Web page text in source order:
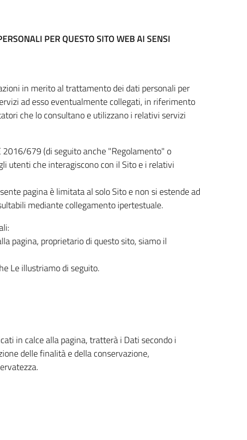
PER QUESTO SITO WEBAI SENSI
in merito al trattamento dei dati personali per
ad esso eventualmente collegati, in riferimento
che lo consultano e utilizzano i relativi servizi
679 (di seguito anche "Regolamento" o
utenti che interagiscono con il Sito e i relativi
pagina è limitata al solo Sito e non si estende ad
mediante collegamento ipertestuale.
pagina, proprietario di questo sito, siamo il
Le illustriamo di seguito.
in calce alla pagina, tratterà i Dati secondo i
delle finalità e della conservazione,